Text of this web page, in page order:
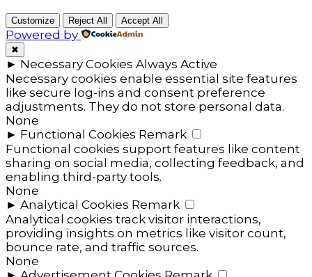
Customize Reject All Accept All
Powered by
✖
► Necessary Cookies Always Active
Necessary cookies enable essential site features
like secure log-ins and consent preference
adjustments. They do not store personal data.
None
► Functional Cookies Remark
Functional cookies support features like content
sharing on social media, collecting feedback, and
enabling third-party tools.
None
► Analytical Cookies Remark
Analytical cookies track visitor interactions,
providing insights on metrics like visitor count,
bounce rate, and traffic sources.
None